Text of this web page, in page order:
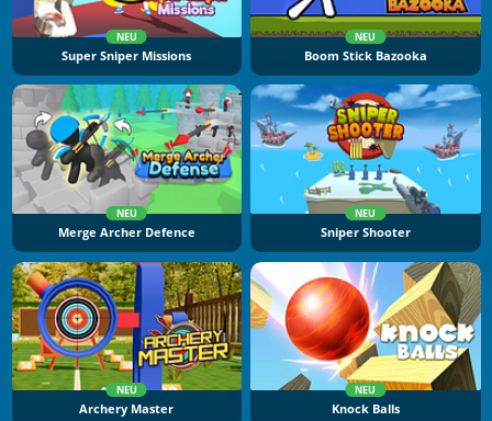
NEU
Super Sniper Missions
NEU
Boom Stick Bazooka
NEU
Merge Archer Defence
NEU
Sniper Shooter
NEU
Archery Master
NEU
Knock Balls